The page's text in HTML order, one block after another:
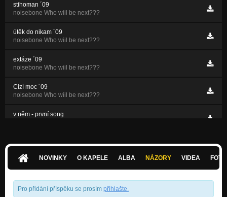
stihoman ´09
noisebone Who wiil be next???
útěk do nikam ´09
noisebone Who wiil be next???
extáze ´09
noisebone Who wiil be next???
Cizí moc ´09
noisebone Who wiil be next???
v něm - první song
NOVINKY O KAPELE ALBA NÁZORY VIDEA
Pro přidání příspěku se prosím přihlašte.